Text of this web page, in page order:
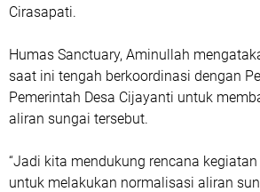
Cirasapati.
Humas Sanctuary, Aminullah
saat ini tengah berkoordinasi dengan
Pemerintah Desa Cijayanti untuk
aliran sungai tersebut.
“Jadi kita mendukung rencana
untuk melakukan normalisasi aliran